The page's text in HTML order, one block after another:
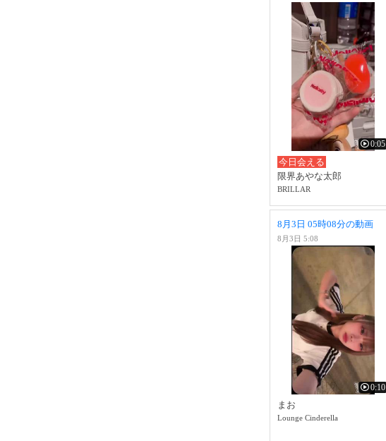
0:05
今日会える
限界あやな太郎
BRILLAR
8月3日 05時08分の動画
8月3日 5:08
0:10
まお
Lounge Cinderella